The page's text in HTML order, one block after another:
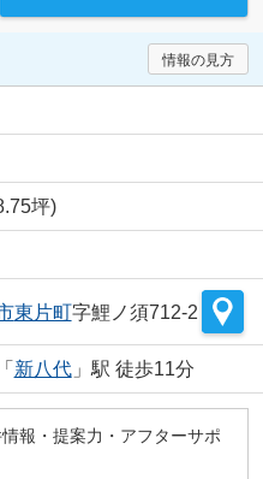
情報の見方
坪)
東片町字鯉ノ須712-2
「 新八代」駅 徒歩11分
報・提案力・アフターサポ